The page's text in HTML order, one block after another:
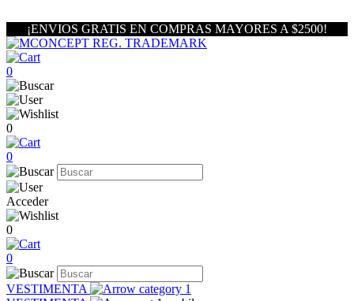
¡ENVIOS GRATIS EN COMPRAS MAYORES A $2500!
0
0
0
Acceder
0
0
VESTIMENTA